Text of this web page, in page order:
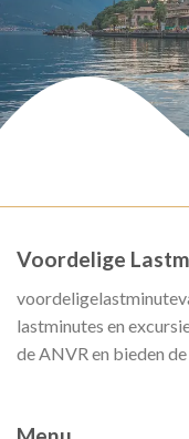
Voordelige
lastminutes en
de ANVR en bieden